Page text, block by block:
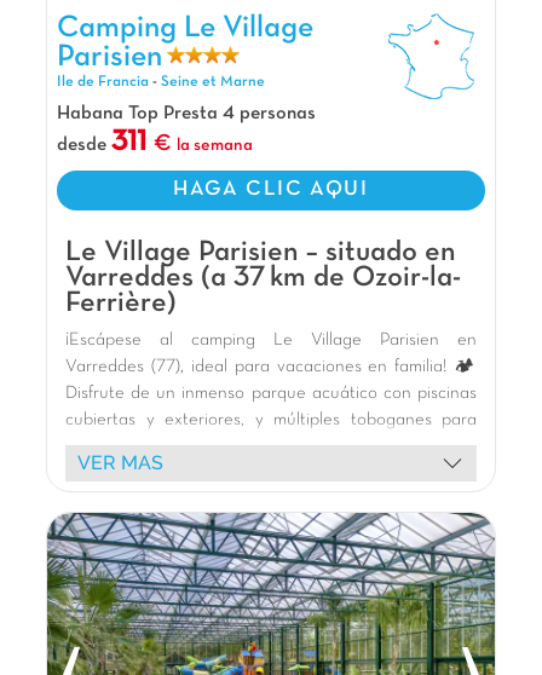
encuentren su felicidad? ¡Este camping es una
joya! Con una piscina y toboganes que
encantarán a los niños, mini golf para desafíos
familiares y alojamientos Bubble con jacuzzi
privado para un momento solo para ustedes:
¡todo está pensado para complacer a toda la
familia! Y como bonus, están a solo 20 minutos
de Disneyland París. ¡Suficiente para hacer su
Nuestros Extras
A 20 km de Disneyland
A 38 km de París
Toboganes acuáticos
Camping Le Village Parisien, Camping Ile de Francia
Camping Le Village
Parisien
Ile de Francia - Seine et Marne
Habana Top Presta 4 personas
desde 311 la semana
HAGA CLIC AQUI
Le Village Parisien – situado en
Varreddes (a 37 km de Ozoir-la-
Ferrière)
¡Escápese al camping Le Village Parisien en
Varreddes (77), ideal para vacaciones en familia! 🏕️
Disfrute de un inmenso parque acuático con piscinas
cubiertas y exteriores, y múltiples toboganes para
emociones garantizadas. 🏊 Los niños adorarán la
gran zona de juegos, el carrusel y las variadas
mascotas. 🎢 Nuestro equipo ofrece actividades para
todas las edades, incluyendo un campo multideporte
y una sala de juegos. Relájese en plena naturaleza 🌿
o explore los alrededores. El camping está idealmente
situado para visitar Disneyland París (35 km), el
Parque Astérix (40 km) y la majestuosa Torre Eiffel.
VER MAS